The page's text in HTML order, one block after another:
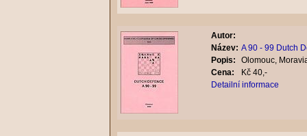
Autor:
Název: A 90 - 99 Dutch
Popis:
Olomouc,
Cena:
Kč 40,-
Detailní informace